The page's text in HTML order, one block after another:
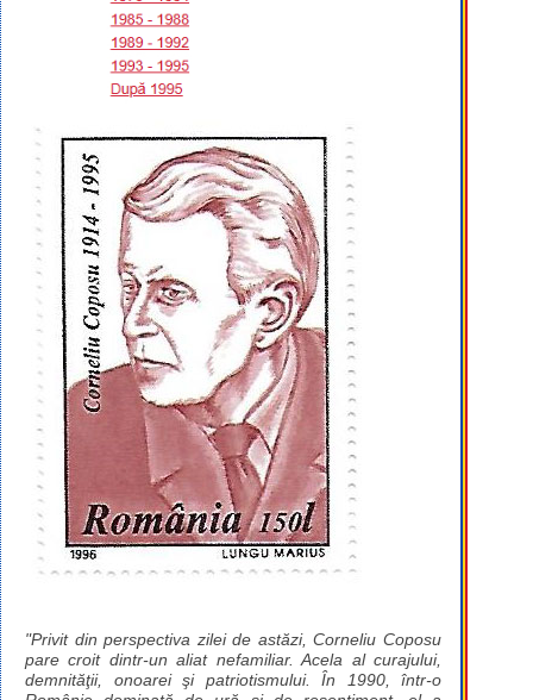
"Privit din perspectiva zilei de astăzi, Corneliu Coposu
pare croit dintr-un aliat nefamiliar. Acela al curajului,
demnităţii, onoarei şi patriotismului. În 1990, într-o